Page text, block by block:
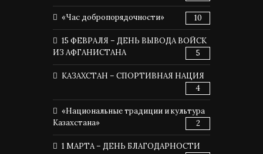
«Час добропорядочности» 10
15 ФЕВРАЛЯ – ДЕНЬ ВЫВОДА ВОЙСК
ИЗ АФГАНИСТАНА
5
КАЗАХСТАН – СПОРТИВНАЯ НАЦИЯ
4
«Национальные традиции и культура
Казахстана»
2
1 МАРТА – ДЕНЬ БЛАГОДАРНОСТИ